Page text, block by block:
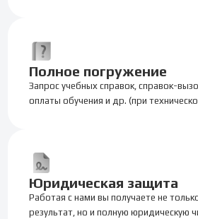
Полное погружение
Запрос учебных справок, справок-
оплаты обучения и др. (при
Юридическая защита
Работая с нами вы получаете не
результат, но и полную юридическую